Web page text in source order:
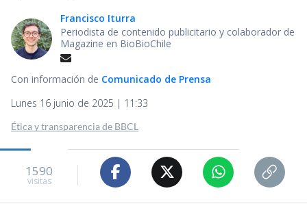
Francisco Iturra
Periodista de contenido publicitario y colaborador de
Magazine en BioBioChile
Con información de Comunicado de Prensa
Lunes 16 junio de 2025 | 11:33
Ética y transparencia de BBCL
1590
visitas